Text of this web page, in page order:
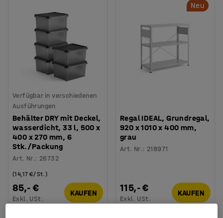
Verfügbar in verschiedenen
Ausführungen
Behälter DRY mit Deckel,
wasserdicht, 33 l, 500 x
400 x 270 mm, 6
Stk./Packung
Art. Nr.: 26732
85,- €
(14,17 €/St.)
Exkl. USt.
KAUFEN
Neu
Regal IDEAL, Grundregal,
920 x 1010 x 400 mm,
grau
Art. Nr.: 218971
115,- €
Exkl. USt.
KAUFEN